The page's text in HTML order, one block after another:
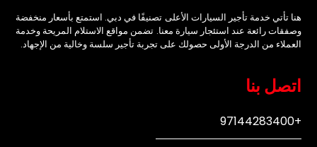
هنا تأتي خدمة تأجير السيارات الأعلى تصنيفًا في دبي. استمتع بأسعار منخفضة
وصفقات رائعة عند استئجار سيارة معنا. تضمن مواقع الاستلام المريحة وخدمة
العملاء من الدرجة الأولى حصولك على تجربة تأجير سلسة وخالية من الإجهاد.
اتصل بنا
+97144283400